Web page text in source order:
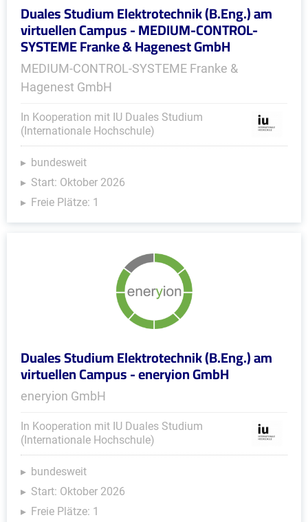
Duales Studium Elektrotechnik (B.Eng.) am
virtuellen Campus - MEDIUM-CONTROL-
SYSTEME Franke & Hagenest GmbH
MEDIUM-CONTROL-SYSTEME Franke &
Hagenest GmbH
In Kooperation mit IU Duales Studium
(Internationale Hochschule)
bundesweit
Start: Oktober 2026
Freie Plätze: 1
Duales Studium Elektrotechnik (B.Eng.) am
virtuellen Campus - eneryion GmbH
eneryion GmbH
In Kooperation mit IU Duales Studium
(Internationale Hochschule)
bundesweit
Start: Oktober 2026
Freie Plätze: 1